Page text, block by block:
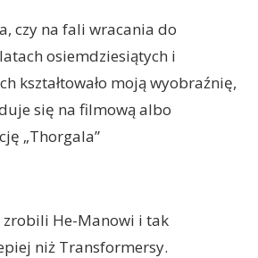
czy na fali wracania do
osiemdziesiątych i
kształtowało moją wyobraźnię,
się na filmową albo
„Thorgala”
zrobili He-Manowi i tak
niż Transformersy.